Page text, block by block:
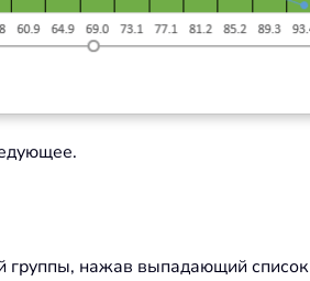
группы, нажав выпадающий список